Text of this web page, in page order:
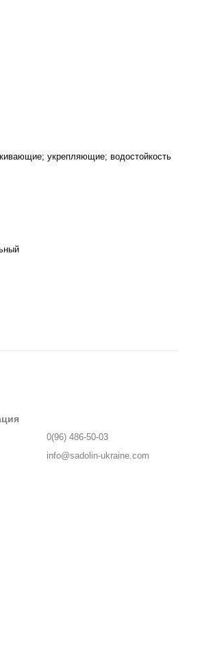
укрепляющие; водостойкость
0(96) 486-50-03
info@sadolin-ukraine.com